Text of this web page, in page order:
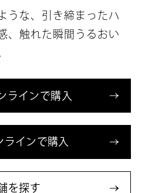
うな、引き締まったハ
、触れた瞬間 うるおい
ライ ンで購 入
ライ ンで購 入
を探す